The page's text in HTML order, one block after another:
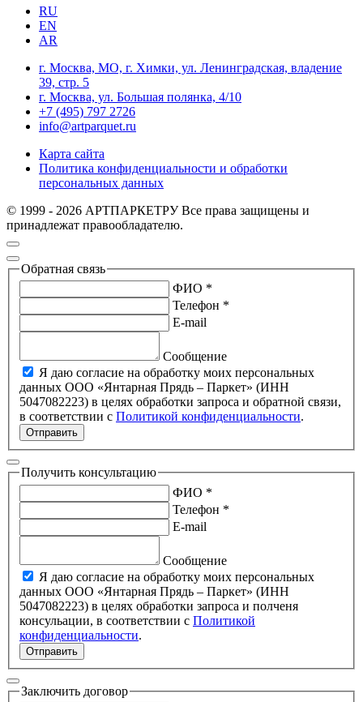
RU
EN
AR
г. Москва, МО, г. Химки, ул. Ленинградская, владение
39, стр. 5
г. Москва, ул. Большая полянка, 4/10
+7 (495) 797 2726
info@artparquet.ru
Карта сайта
Политика конфиденциальности и обработки
персональных данных
© 1999 - 2026 АРТПАРКЕТРУ Все права защищены и
принадлежат правообладателю.
Обратная связь
ФИО *
Телефон *
E-mail
Сообщение
Я даю согласие на обработку моих персональных
данных ООО «Янтарная Прядь – Паркет» (ИНН
5047082223) в целях обработки запроса и обратной связи,
в соответствии с Политикой конфиденциальности.
Отправить
Получить консультацию
ФИО *
Телефон *
E-mail
Сообщение
Я даю согласие на обработку моих персональных
данных ООО «Янтарная Прядь – Паркет» (ИНН
5047082223) в целях обработки запроса и полченя
консульации, в соответствии с Политикой
конфиденциальности.
Отправить
Заключить договор